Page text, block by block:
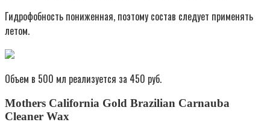
Гидрофобность пониженная, поэтому состав следует применять
летом.
Объем в 500 мл реализуется за 450 руб.
Mothers California Gold Brazilian Carnauba
Cleaner Wax